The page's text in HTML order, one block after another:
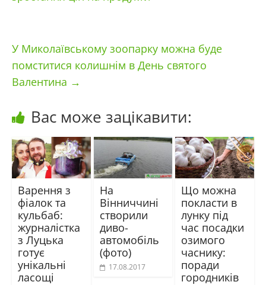
У Миколаївському зоопарку можна буде
помститися колишнім в День святого
Валентина →
Вас може зацікавити:
Варення з
фіалок та
кульбаб:
журналістка
з Луцька
готує
унікальні
ласощі
На
Вінниччині
створили
диво-
автомобіль
(фото)
17.08.2017
Що можна
покласти в
лунку під
час посадки
озимого
часнику:
поради
городників